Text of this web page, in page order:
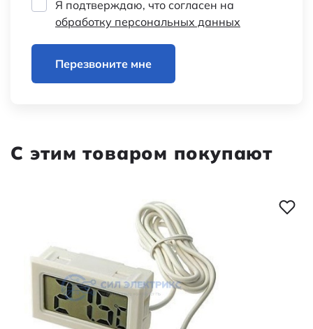
Наименование HT-2 white 1.5m
Я подтверждаю, что согласен на
обработку персональных данных
Перезвоните мне
С этим товаром покупают